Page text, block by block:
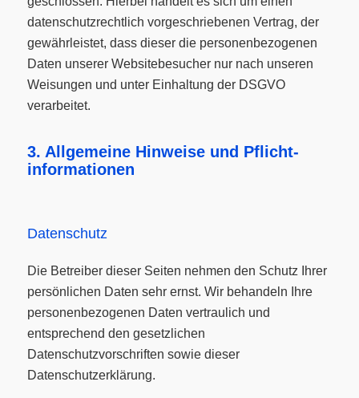
datenschutzrechtlich vorgeschriebenen Vertrag, der
gewährleistet, dass dieser die personenbezogenen
Daten unserer Websitebesucher nur nach unseren
Weisungen und unter Einhaltung der DSGVO
verarbeitet.
3. Allgemeine Hinweise und Pflicht­
informationen
Datenschutz
Die Betreiber dieser Seiten nehmen den Schutz Ihrer
persönlichen Daten sehr ernst. Wir behandeln Ihre
personenbezogenen Daten vertraulich und
entsprechend den gesetzlichen
Datenschutzvorschriften sowie dieser
Datenschutzerklärung.